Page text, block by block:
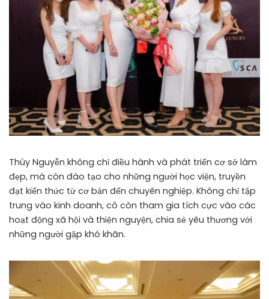
Thúy Nguyễn không chỉ điều hành và phát triển cơ sở làm
đẹp, mà còn đào tạo cho những người học viện, truyền
đạt kiến thức từ cơ bản đến chuyên nghiệp. Không chỉ tập
trung vào kinh doanh, cô còn tham gia tích cực vào các
hoạt động xã hội và thiện nguyện, chia sẻ yêu thương với
những người gặp khó khăn.